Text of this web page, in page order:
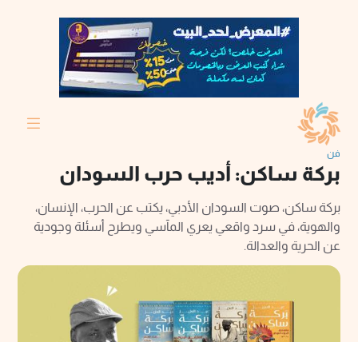
فن
بركة ساكن: أديب حرب السودان
بركة ساكن، صوت السودان الأدبي، يكتب عن الحرب، الإنسان،
والهوية، في سرد واقعي يعري المآسي ويطرح أسئلة وجودية
عن الحرية والعدالة.